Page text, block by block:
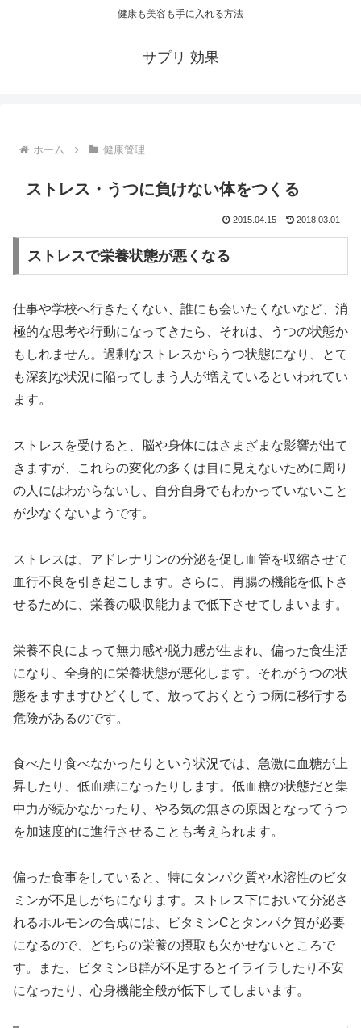
健康も美容も手に入れる方法
サプリ 効果
ホーム 健康管理
ストレス・うつに負けない体をつくる
2015.04.15 2018.03.01
ストレスで栄養状態が悪くなる
仕事や学校へ行きたくない、誰にも会いたくないなど、消
極的な思考や行動になってきたら、それは、うつの状態か
もしれません。過剰なストレスからうつ状態になり、とて
も深刻な状況に陥ってしまう人が増えているといわれてい
ます。
ストレスを受けると、脳や身体にはさまざまな影響が出て
きますが、これらの変化の多くは目に見えないために周り
の人にはわからないし、自分自身でもわかっていないこと
が少なくないようです。
ストレスは、アドレナリンの分泌を促し血管を収縮させて
血行不良を引き起こします。さらに、胃腸の機能を低下さ
せるために、栄養の吸収能力まで低下させてしまいます。
栄養不良によって無力感や脱力感が生まれ、偏った食生活
になり、全身的に栄養状態が悪化します。それがうつの状
態をますますひどくして、放っておくとうつ病に移行する
危険があるのです。
食べたり食べなかったりという状況では、急激に血糖が上
昇したり、低血糖になったりします。低血糖の状態だと集
中力が続かなかったり、やる気の無さの原因となってうつ
を加速度的に進行させることも考えられます。
偏った食事をしていると、特にタンパク質や水溶性のビタ
ミンが不足しがちになります。ストレス下において分泌さ
れるホルモンの合成には、ビタミンCとタンパク質が必要
になるので、どちらの栄養の摂取も欠かせないところで
す。また、ビタミンB群が不足するとイライラしたり不安
になったり、心身機能全般が低下してしまいます。